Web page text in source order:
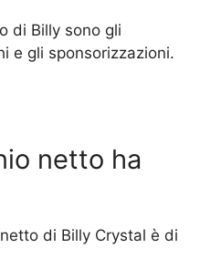
di Billy sono gli
e gli sponsorizzazioni.
netto ha
di Billy Crystal è di